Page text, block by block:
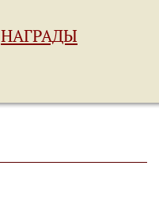
НАГРАДЫ